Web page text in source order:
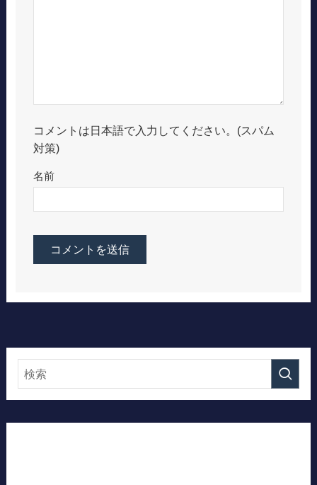
コメントは日本語で入力してください。(スパム
対策)
名前